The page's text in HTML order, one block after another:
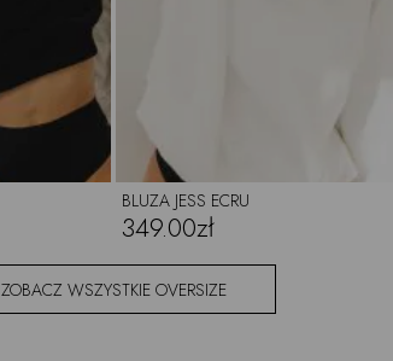
BLUZA JESS ECRU
349.00zł
ZOBACZ WSZYSTKIE OVERSIZE